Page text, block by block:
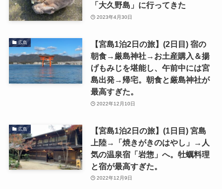
「大久野島」に行ってきた
2023年4月30日
広島
【宮島1泊2日の旅】(2日目) 宿の
朝食→厳島神社→お土産購入＆揚
げもみじを堪能し、午前中には宮
島出発→帰宅。朝食と厳島神社が
最高すぎた。
2022年12月10日
広島
【宮島1泊2日の旅】(1日目) 宮島
上陸→「焼きがきのはやし」→人
気の温泉宿「岩惣」へ。牡蠣料理
と宿が最高すぎた。
2022年12月9日